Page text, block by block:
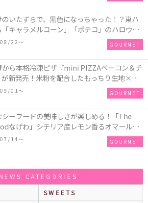
のいたずらで、黒色になっちゃった！？東ハ
「キャラメルコーン」「ポテコ」のハロウィ
品が新発売♪
22〜 GOURMET
から本格冷凍ピザ『mini PIZZAベーコン＆チ
が新発売！米粉を配合したもっちり生地×ご
具材×とろけるチーズで満足感たっぷりのピ
01〜 GOURMET
シーフードの美味しさが楽しめる！「The
なげわ」シチリア産レモン香るオマール海
曇野産わさび香るうに味が期間限定で新発
14〜 GOURMET
NEWS CATEGORIES
SWEETS